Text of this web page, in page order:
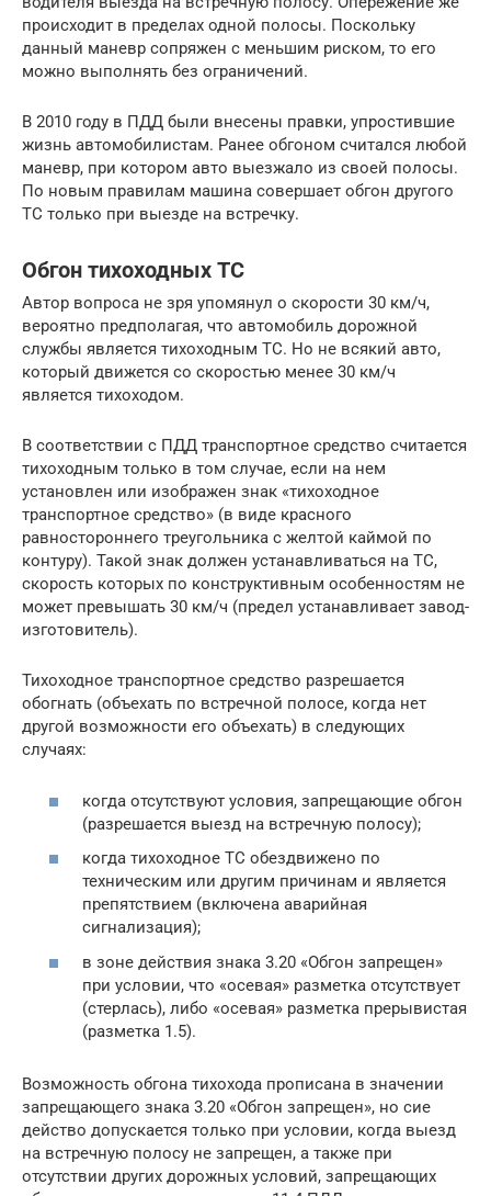
происходит в пределах одной полосы. Поскольку
данный маневр сопряжен с меньшим риском, то его
можно выполнять без ограничений.
В 2010 году в ПДД были внесены правки, упростившие
жизнь автомобилистам. Ранее обгоном считался любой
маневр, при котором авто выезжало из своей полосы.
По новым правилам машина совершает обгон другого
ТС только при выезде на встречку.
Обгон тихоходных ТС
Автор вопроса не зря упомянул о скорости 30 км/ч,
вероятно предполагая, что автомобиль дорожной
службы является тихоходным ТС. Но не всякий авто,
который движется со скоростью менее 30 км/ч
является тихоходом.
В соответствии с ПДД транспортное средство считается
тихоходным только в том случае, если на нем
установлен или изображен знак «тихоходное
транспортное средство» (в виде красного
равностороннего треугольника с желтой каймой по
контуру). Такой знак должен устанавливаться на ТС,
скорость которых по конструктивным особенностям не
может превышать 30 км/ч (предел устанавливает завод-
изготовитель).
Тихоходное транспортное средство разрешается
обогнать (объехать по встречной полосе, когда нет
другой возможности его объехать) в следующих
случаях:
когда отсутствуют условия, запрещающие обгон
(разрешается выезд на встречную полосу);
когда тихоходное ТС обездвижено по
техническим или другим причинам и является
препятствием (включена аварийная
сигнализация);
в зоне действия знака 3.20 «Обгон запрещен»
при условии, что «осевая» разметка отсутствует
(стерлась), либо «осевая» разметка прерывистая
(разметка 1.5).
Возможность обгона тихохода прописана в значении
запрещающего знака 3.20 «Обгон запрещен», но сие
действо допускается только при условии, когда выезд
на встречную полосу не запрещен, а также при
отсутствии других дорожных условий, запрещающих